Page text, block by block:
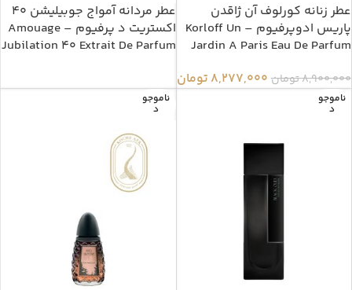
عطر زنانه کورلوف آن ژاقدن
پاریس ادوپرفیوم – Korloff Un
Jardin A Paris Eau De Parfum
8,900,000تومان 8,277,000 تومان
عطر مردانه آمواج جوبیلیشن 40
اکستریت د پرفیوم – Amouage
Jubilation 40 Extrait De Parfum
ناموجو
د
ناموجو
د